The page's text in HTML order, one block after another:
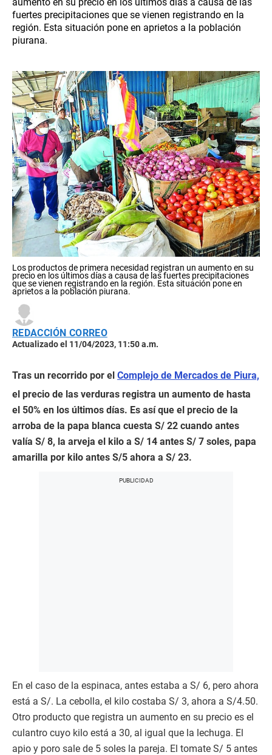
fuertes precipitaciones que se vienen registrando en la
región. Esta situación pone en aprietos a la población
piurana.
Los productos de primera necesidad registran un aumento en su
precio en los últimos días a causa de las fuertes precipitaciones
que se vienen registrando en la región. Esta situación pone en
aprietos a la población piurana.
REDACCIÓN CORREO
Actualizado el 11/04/2023, 11:50 a.m.
Tras un recorrido por el Complejo de Mercados de Piura,
el precio de las verduras registra un aumento de hasta
el 50% en los últimos días. Es así que el precio de la
arroba de la papa blanca cuesta S/ 22 cuando antes
valía S/ 8, la arveja el kilo a S/ 14 antes S/ 7 soles, papa
amarilla por kilo antes S/5 ahora a S/ 23.
En el caso de la espinaca, antes estaba a S/ 6, pero ahora
está a S/. La cebolla, el kilo costaba S/ 3, ahora a S/4.50.
Otro producto que registra un aumento en su precio es el
culantro cuyo kilo está a 30, al igual que la lechuga. El
apio y poro sale de 5 soles la pareja. El tomate S/ 5 antes